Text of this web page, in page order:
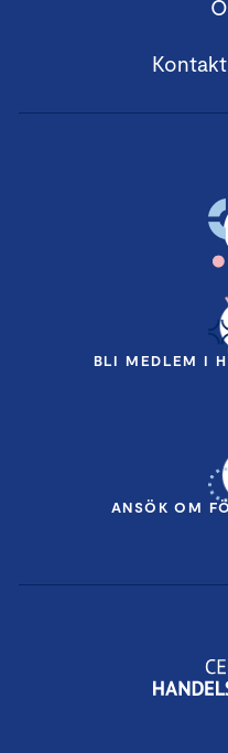
BLI MEDLEM I
ANSÖK OM